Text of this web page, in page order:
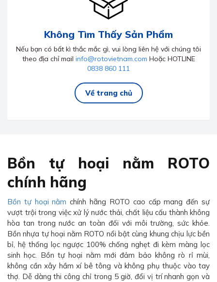
Không Tìm Thấy Sản Phẩm
Nếu bạn có bất kì thắc mắc gì, vui lòng liên hệ với chúng tôi
theo địa chỉ mail info@rotovietnam.com Hoặc HOTLINE
0838 860 111
Về trang chủ
Bồn tự hoại nằm ROTO
chính hãng
Bồn tự hoại nằm chính hãng ROTO cao cấp mang đến sự
vượt trội trong việc xử lý nước thải, chất liệu cấu thành không
hòa tan trong nước an toàn đối với môi trường, sức khỏe.
Bồn nhựa tự hoại nằm ROTO nổi bật cùng khung chịu lực bền
bỉ, hệ thống lọc ngược 100% chống nghẹt đi kèm màng lọc
sinh học. Bồn tự hoại nằm mới đảm bảo không rò rỉ mùi,
không cần xây hầm xí bê tông và không phụ thuộc vào tay
thợ. Dễ dàng thi công chỉ trong 5 giờ, đổi vị trí nhanh gọn và